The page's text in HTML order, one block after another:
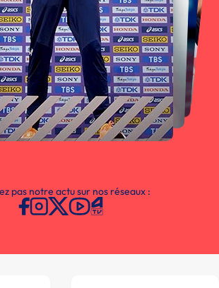
pas notre actu sur nos réseaux :